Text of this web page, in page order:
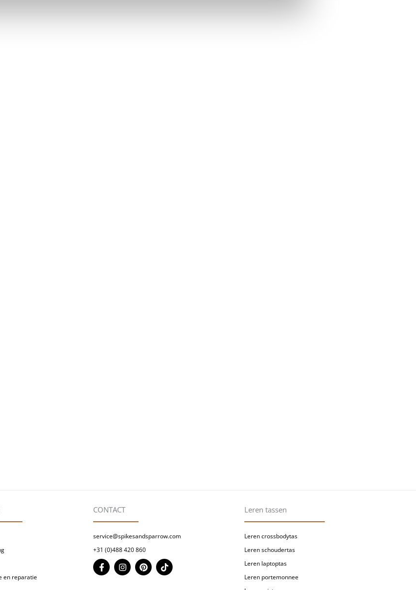
en reparatie
CONTACT
service@spikesandsparrow.com
+31 (0)488 420 860
F
a
c
I
n
s
P
i
n
T
i
k
Leren tassen
Leren crossbodytas
Leren schoudertas
Leren laptoptas
Leren portemonnee